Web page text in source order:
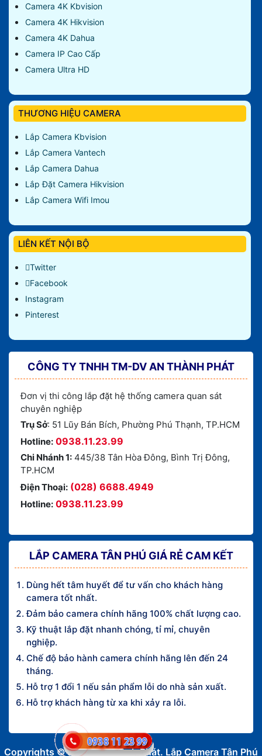
Camera 4K Kbvision
Camera 4K Hikvision
Camera 4K Dahua
Camera IP Cao Cấp
Camera Ultra HD
THƯƠNG HIỆU CAMERA
Lắp Camera Kbvision
Lắp Camera Vantech
Lắp Camera Dahua
Lắp Đặt Camera Hikvision
Lắp Camera Wifi Imou
LIÊN KẾT NỘI BỘ
Twitter
Facebook
Instagram
Pinterest
CÔNG TY TNHH TM-DV AN THÀNH PHÁT
Đơn vị thi công lắp đặt hệ thống camera quan sát
chuyên nghiệp
Trụ Sở: 51 Lũy Bán Bích, Phường Phú Thạnh, TP.HCM
Hotline: 0938.11.23.99
Chi Nhánh 1: 445/38 Tân Hòa Đông, Bình Trị Đông,
TP.HCM
Điện Thoại: (028) 6688.4949
Hotline: 0938.11.23.99
LẮP CAMERA TÂN PHÚ GIÁ RẺ CAM KẾT
Dùng hết tâm huyết để tư vấn cho khách hàng
camera tốt nhất.
Đảm bảo camera chính hãng 100% chất lượng cao.
Kỹ thuật lắp đặt nhanh chóng, tỉ mỉ, chuyên
nghiệp.
Chế độ bảo hành camera chính hãng lên đến 24
tháng.
Hỗ trợ 1 đổi 1 nếu sản phẩm lỗi do nhà sản xuất.
Hỗ trợ khách hàng từ xa khi xảy ra lỗi.
Copyrights © 2016 An Thành Phát. Lắp Camera Tân Phú